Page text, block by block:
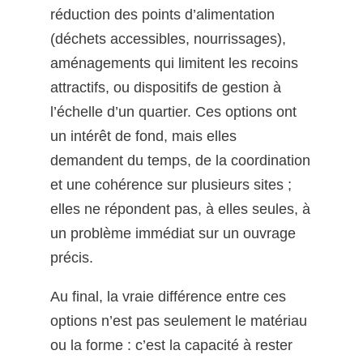
réduction des points d’alimentation
(déchets accessibles, nourrissages),
aménagements qui limitent les recoins
attractifs, ou dispositifs de gestion à
l’échelle d’un quartier. Ces options ont
un intérêt de fond, mais elles
demandent du temps, de la coordination
et une cohérence sur plusieurs sites ;
elles ne répondent pas, à elles seules, à
un problème immédiat sur un ouvrage
précis.
Au final, la vraie différence entre ces
options n’est pas seulement le matériau
ou la forme : c’est la capacité à rester